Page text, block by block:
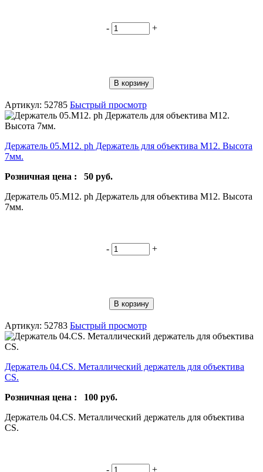
- +
В корзину
Артикул: 52785 Быстрый просмотр
Держатель 05.М12. ph Держатель для объектива М12. Высота
7мм.
Розничная цена : 50 руб.
Держатель 05.М12. ph Держатель для объектива М12. Высота
7мм.
- +
В корзину
Артикул: 52783 Быстрый просмотр
Держатель 04.CS. Металлический держатель для объектива
CS.
Розничная цена : 100 руб.
Держатель 04.CS. Металлический держатель для объектива
CS.
- +